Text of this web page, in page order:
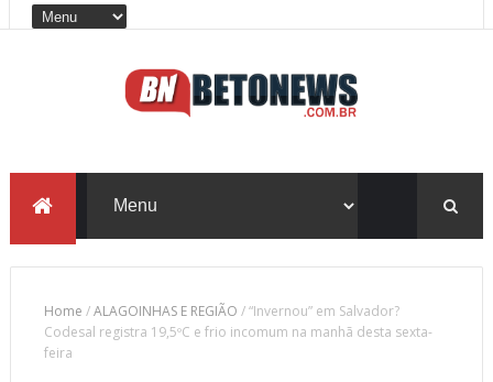
Home /ALAGOINHAS E REGIÃO /“Invernou” em Salvador?
Codesal registra 19,5ºC e frio incomum na manhã desta sexta-
feira